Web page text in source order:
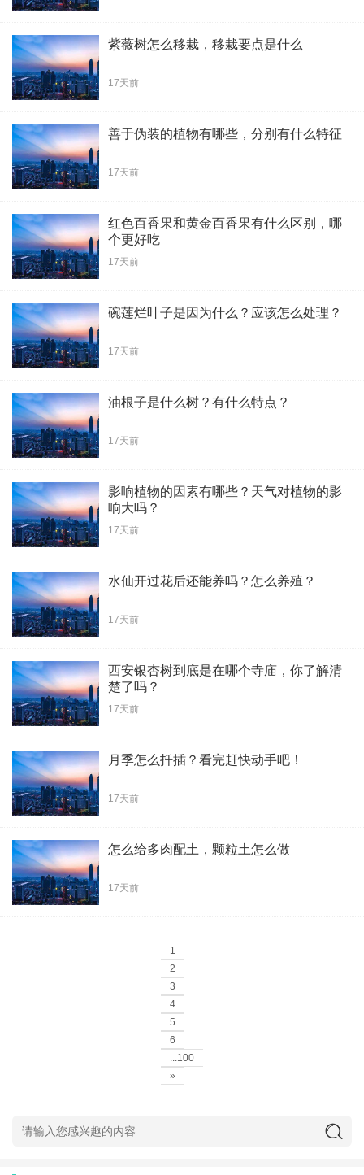
紫薇树怎么移栽，移栽要点是什么
17天前
善于伪装的植物有哪些，分别有什么特征
17天前
红色百香果和黄金百香果有什么区别，哪
个更好吃
17天前
碗莲烂叶子是因为什么？应该怎么处理？
17天前
油根子是什么树？有什么特点？
17天前
影响植物的因素有哪些？天气对植物的影
响大吗？
17天前
水仙开过花后还能养吗？怎么养殖？
17天前
西安银杏树到底是在哪个寺庙，你了解清
楚了吗？
17天前
月季怎么扦插？看完赶快动手吧！
17天前
怎么给多肉配土，颗粒土怎么做
17天前
1
2
3
4
5
6
...100
»